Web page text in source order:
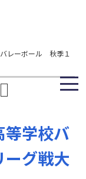
レーボール 秋季１
学校バ
グ戦大